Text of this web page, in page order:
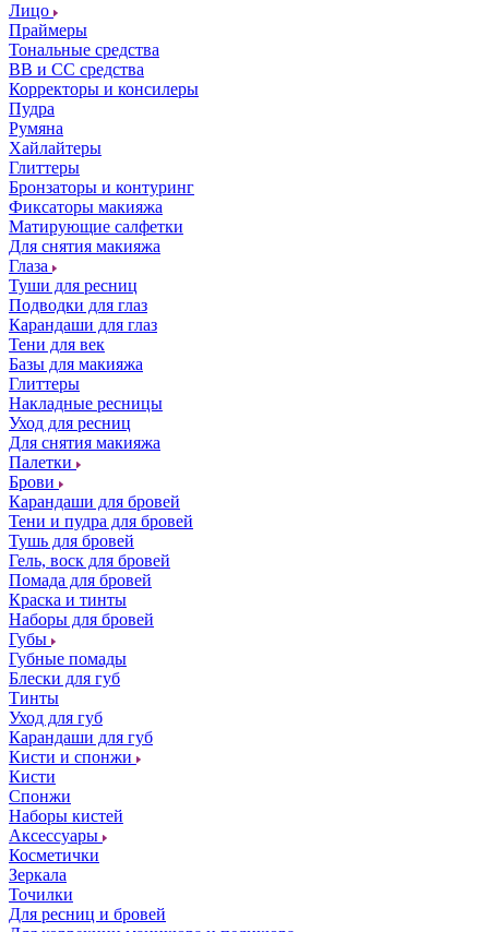
Лицо
Праймеры
Тональные средства
ВВ и СС средства
Корректоры и консилеры
Пудра
Румяна
Хайлайтеры
Глиттеры
Бронзаторы и контуринг
Фиксаторы макияжа
Матирующие салфетки
Для снятия макияжа
Глаза
Туши для ресниц
Подводки для глаз
Карандаши для глаз
Тени для век
Базы для макияжа
Глиттеры
Накладные ресницы
Уход для ресниц
Для снятия макияжа
Палетки
Брови
Карандаши для бровей
Тени и пудра для бровей
Тушь для бровей
Гель, воск для бровей
Помада для бровей
Краска и тинты
Наборы для бровей
Губы
Губные помады
Блески для губ
Тинты
Уход для губ
Карандаши для губ
Кисти и спонжи
Кисти
Спонжи
Наборы кистей
Аксессуары
Косметички
Зеркала
Точилки
Для ресниц и бровей